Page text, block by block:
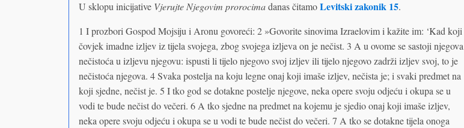
U sklopu inicijative Vjerujte Njegovim prorocimadanas čitamoLevitski zakonik 15.
1 I prozbori Gospod Mojsiju i Aronu govoreći: 2 »Govorite sinovima Izraelovim i kažite im: ‘Kad koji
čovjek imadne izljev iz tijela svojega, zbog svojega izljeva on je nečist. 3 A u ovome se sastoji njegova
nečistoća u izljevu njegovu: ispusti li tijelo njegovo svoj izljev ili tijelo njegovo zadrži izljev svoj, to je
nečistoća njegova. 4 Svaka postelja na koju legne onaj koji imaše izljev, nečista je; i svaki predmet na
koji sjedne, nečist je. 5 I tko god se dotakne postelje njegove, neka opere svoju odjeću i okupa se u
vodi te bude nečist do večeri. 6 A tko sjedne na predmet na kojemu je sjedio onaj koji imaše izljev,
neka opere svoju odjeću i okupa se u vodi te bude nečist do večeri. 7 A tko se dotakne tijela onoga